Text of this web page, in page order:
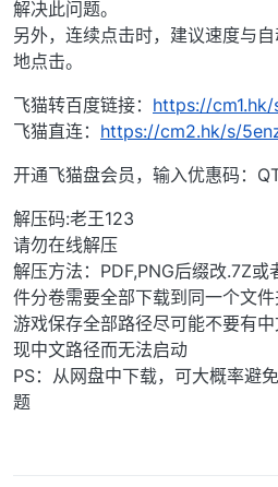
解决此问题。
另外，连续点击时，建议速度与
地点击。
飞猫转百度链接： https://
飞猫直连： https://cm2.hk/s/
开通飞猫盘会员，输入优惠码：
解压码:老王123
请勿在线解压
解压方法：PDF,PNG后缀改.7Z
件分卷需要全部下载到同一个文件
游戏保存全部路径尽可能不要有
现中文路径而无法启动
PS：从网盘中下载，可大概率避
题